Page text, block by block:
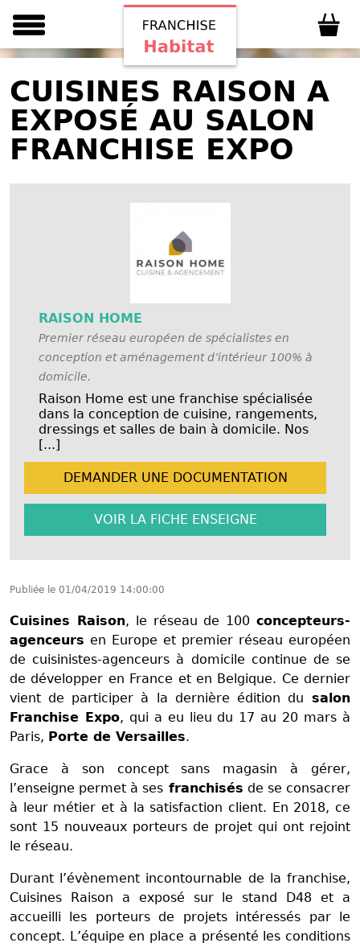
CUISINES RAISON A
EXPOSÉ AU SALON
FRANCHISE EXPO
RAISON HOME
Premier réseau européen de spécialistes en
conception et aménagement d’intérieur 100% à
domicile.
Raison Home est une franchise spécialisée
dans la conception de cuisine, rangements,
dressings et salles de bain à domicile. Nos
[...]
DEMANDER UNE DOCUMENTATION
VOIR LA FICHE ENSEIGNE
Publiée le 01/04/2019 14:00:00
Cuisines Raison, le réseau de 100concepteurs-
agenceurs en Europe et premier réseau européen
de cuisinistes-agenceurs à domicile continue de se
de développer en France et en Belgique. Ce dernier
vient de participer à la dernière édition du salon
Franchise Expo, qui a eu lieu du 17 au 20 mars à
Paris, Porte de Versailles.
Grace à son concept sans magasin à gérer,
l’enseigne permet à ses franchisés de se consacrer
à leur métier et à la satisfaction client. En 2018, ce
sont 15 nouveaux porteurs de projet qui ont rejoint
le réseau.
Durant l’évènement incontournable de la franchise,
Cuisines Raison a exposé sur le stand D48 et a
accueilli les porteurs de projets intéressés par le
concept. L’équipe en place a présenté les conditions